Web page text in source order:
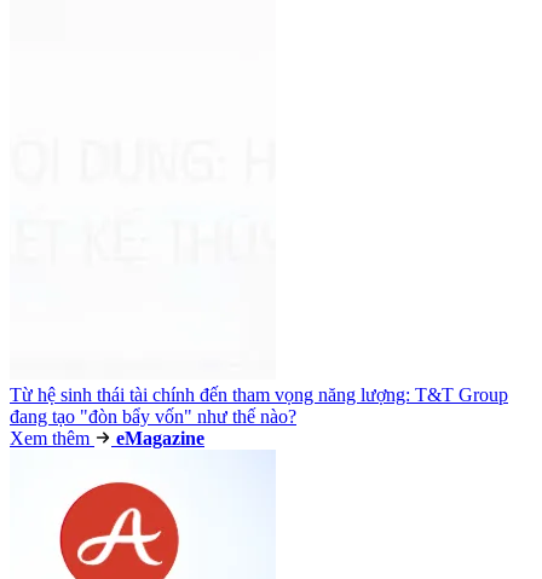
Từ hệ sinh thái tài chính đến tham vọng năng lượng: T&T Group
đang tạo "đòn bẩy vốn" như thế nào?
Xem thêm
eMagazine